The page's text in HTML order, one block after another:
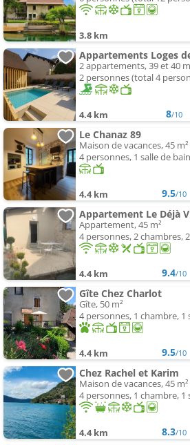
3.8 km
Appartements Loges
2 appartements, 39 et 40
2 personnes (total 4
4.4 km 8/10
Le Chanaz 89
Maison de vacances, 45 m²
4 personnes, 1 salle de
4.4 km 9.5/10
Appartement Le Déjà
Appartement, 45 m²
4 personnes, 2 chambres,
4.4 km 9.4/10
Gîte Chez Charlot
Gîte, 50 m²
4 personnes, 1 chambre, 1
4.4 km 9.5/10
Chez Rachel et Karim
Maison de vacances, 45 m²
4 personnes, 1 chambre, 1
4.4 km 8.3/10